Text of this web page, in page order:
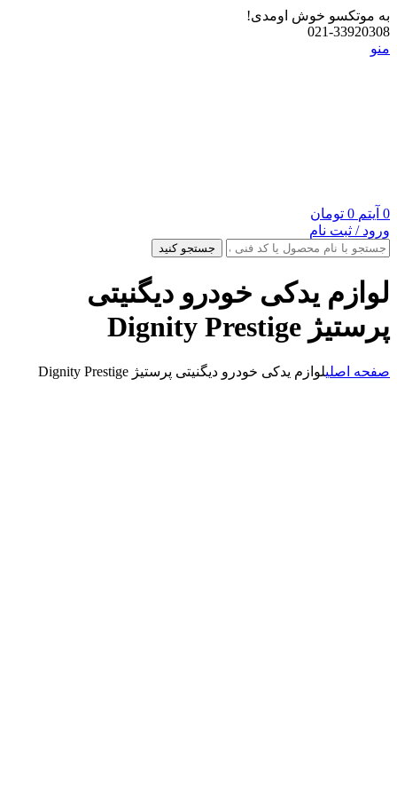
به موتکسو خوش اومدی!
021-33920308
منو
0 آیتم 0 تومان
ورود / ثبت نام
جستجو کنید
لوازم یدکی خودرو دیگنیتی
پرستیژ Dignity Prestige
صفحه اصلیلوازم یدکی خودرو دیگنیتی پرستیژ Dignity Prestige